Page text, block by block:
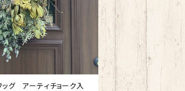
グ アーティチョーク入